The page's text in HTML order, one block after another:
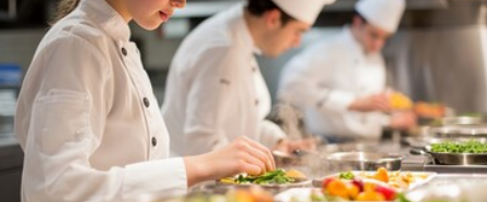
お仕事開始までの流れ
よくある質問
マイページ
運営会社